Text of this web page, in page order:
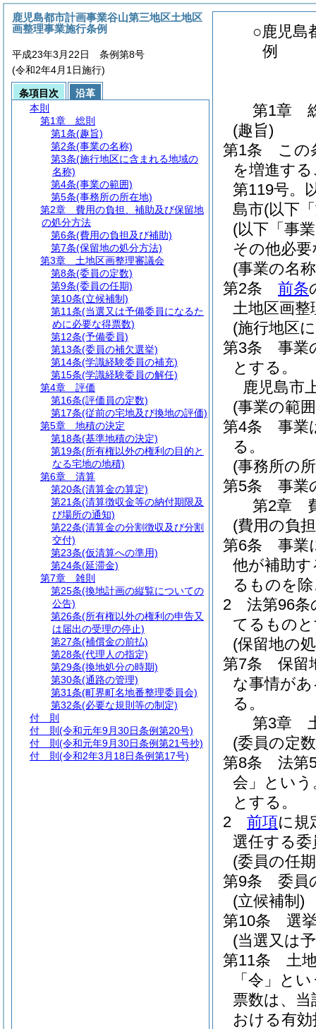
○鹿児島
例
第1章
(趣旨)
第1条
この
を増進す
第119号。
島市(以下
(以下「事
その他必
(事業の名
第2条
前条
土地区画
(施行地区
第3条
事業
とする。
鹿児島市
(事業の範
第4条
事業
る。
(事務所の
第5条
事業
第2章
(費用の負
第6条
事業
他が補助す
るものを
2
法第96
てるもの
(保留地の
第7条
保留
な事情が
る。
第3章
(委員の定
第8条
法第
会」という
とする。
2
前項に規
選任する
(委員の任
第9条
委員
(立候補制)
第10条
選
(当選又は
第11条
土
「令」と
票数は、
おける有
鹿児島都市計画事業谷山第三地区土地区
画整理事業施行条例
平成23年3月22日 条例第8号
(令和2年4月1日施行)
条項目次
沿革
本則
第1章
総則
第1条(趣旨)
第2条(事業の名称)
第3条(施行地区に含まれる地域の
名称)
第4条(事業の範囲)
第5条(事務所の所在地)
第2章
費用の負担、補助及び保留地
の処分方法
第6条(費用の負担及び補助)
第7条(保留地の処分方法)
第3章
土地区画整理審議会
第8条(委員の定数)
第9条(委員の任期)
第10条(立候補制)
第11条(当選又は予備委員になるた
めに必要な得票数)
第12条(予備委員)
第13条(委員の補欠選挙)
第14条(学識経験委員の補充)
第15条(学識経験委員の解任)
第4章
評価
第16条(評価員の定数)
第17条(従前の宅地及び換地の評価)
第5章
地積の決定
第18条(基準地積の決定)
第19条(所有権以外の権利の目的と
なる宅地の地積)
第6章
清算
第20条(清算金の算定)
第21条(清算徴収金等の納付期限及
び場所の通知)
第22条(清算金の分割徴収及び分割
交付)
第23条(仮清算への準用)
第24条(延滞金)
第7章
雑則
第25条(換地計画の縦覧についての
公告)
第26条(所有権以外の権利の申告又
は届出の受理の停止)
第27条(補償金の前払)
第28条(代理人の指定)
第29条(換地処分の時期)
第30条(通路の管理)
第31条(町界町名地番整理委員会)
第32条(必要な規則等の制定)
付 則
付 則 (令和元年9月30日条例第20号)
付 則 (令和元年9月30日条例第21号抄)
付 則 (令和2年3月18日条例第17号)